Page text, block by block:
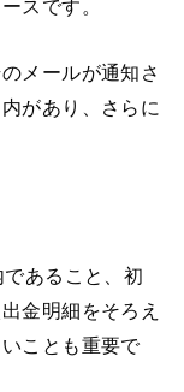
スです。
メールが通知さ
があり、さらに
あること、初
金明細をそろえ
ことも重要で